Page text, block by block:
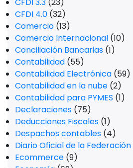
CFDI 4.0 (32)
Comercio (13)
Comercio Internacional (10)
Conciliación Bancarias (1)
Contabilidad (55)
Contabilidad Electrónica (59)
Contabilidad en la nube (2)
Contabilidad para PYMES (1)
Declaraciones (75)
Deducciones Fiscales (1)
Despachos contables (4)
Diario Oficial de la Federación
Ecommerce (9)